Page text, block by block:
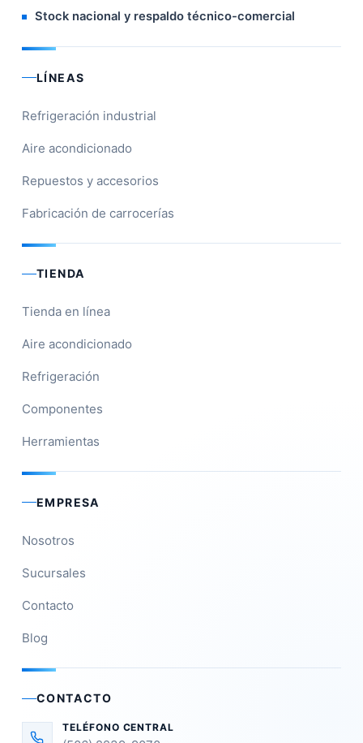
Stock nacional y respaldo técnico-comercial
LÍNEAS
Refrigeración industrial
Aire acondicionado
Repuestos y accesorios
Fabricación de carrocerías
TIENDA
Tienda en línea
Aire acondicionado
Refrigeración
Componentes
Herramientas
EMPRESA
Nosotros
Sucursales
Contacto
Blog
CONTACTO
TELÉFONO CENTRAL